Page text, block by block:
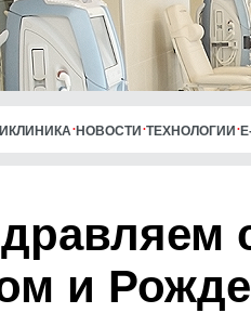
НОВОСТИ ТЕХНОЛОГИИ
и